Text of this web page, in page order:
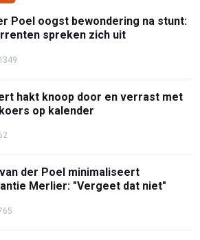
Poel oogst bewondering na stunt:
spreken zich uit
hakt knoop door en verrast met
op kalender
der Poel minimaliseert
Merlier: "Vergeet dat niet"